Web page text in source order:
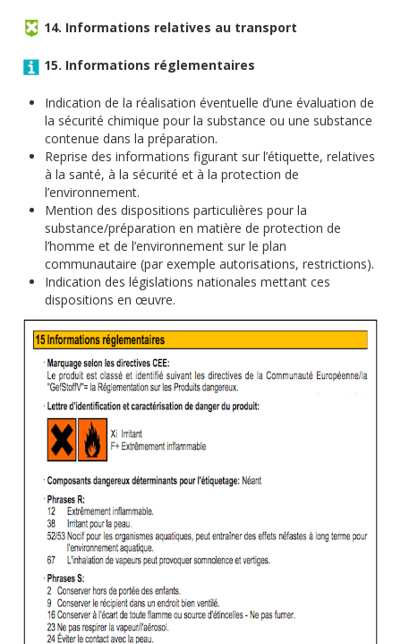
14. Informations relatives au transport
15. Informations réglementaires
Indication de la réalisation éventuelle d’une évaluation de
la sécurité chimique pour la substance ou une substance
contenue dans la préparation.
Reprise des informations figurant sur l’étiquette, relatives
à la santé, à la sécurité et à la protection de
l’environnement.
Mention des dispositions particulières pour la
substance/préparation en matière de protection de
l’homme et de l’environnement sur le plan
communautaire (par exemple autorisations, restrictions).
Indication des législations nationales mettant ces
dispositions en œuvre.